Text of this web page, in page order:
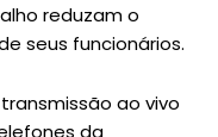
reduzam o
seus funcionários.
transmissão ao vivo
da